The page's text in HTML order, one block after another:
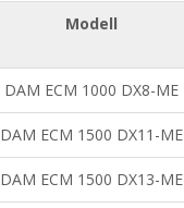
Modell
DAM ECM 1000 DX8-ME
DAM ECM 1500 DX11-ME
DAM ECM 1500 DX13-ME